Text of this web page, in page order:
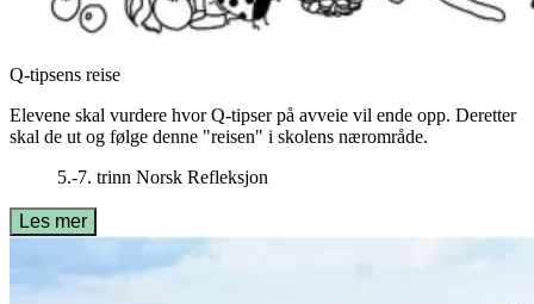
Q-tipsens reise
Elevene skal vurdere hvor Q-tipser på avveie vil ende opp. Deretter
skal de ut og følge denne "reisen" i skolens nærområde.
5.-7. trinn Norsk Refleksjon
Les mer